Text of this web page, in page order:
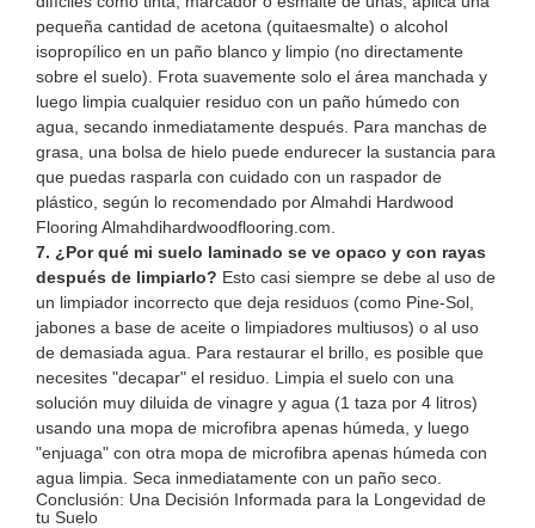
pequeña cantidad de acetona (quitaesmalte) o alcohol
isopropílico en un paño blanco y limpio (no directamente
sobre el suelo). Frota suavemente solo el área manchada y
luego limpia cualquier residuo con un paño húmedo con
agua, secando inmediatamente después. Para manchas de
grasa, una bolsa de hielo puede endurecer la sustancia para
que puedas rasparla con cuidado con un raspador de
plástico, según lo recomendado por Almahdi Hardwood
FlooringAlmahdihardwoodflooring.com
7. ¿Por qué mi suelo laminado se ve opaco y con rayas
después de limpiarlo? Esto casi siempre se debe al uso de
un limpiador incorrecto que deja residuos (como Pine-Sol,
jabones a base de aceite o limpiadores multiusos) o al uso
de demasiada agua. Para restaurar el brillo, es posible que
necesites "decapar" el residuo. Limpia el suelo con una
solución muy diluida de vinagre y agua (1 taza por 4 litros)
usando una mopa de microfibra apenas húmeda, y luego
"enjuaga" con otra mopa de microfibra apenas húmeda con
agua limpia. Seca inmediatamente con un paño seco.
Conclusión: Una Decisión Informada para la Longevidad de
tu Suelo